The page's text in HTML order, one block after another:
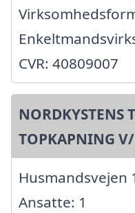
CVR: 40809007
TOPKAPNING
Husmandsvejen
Ansatte: 1